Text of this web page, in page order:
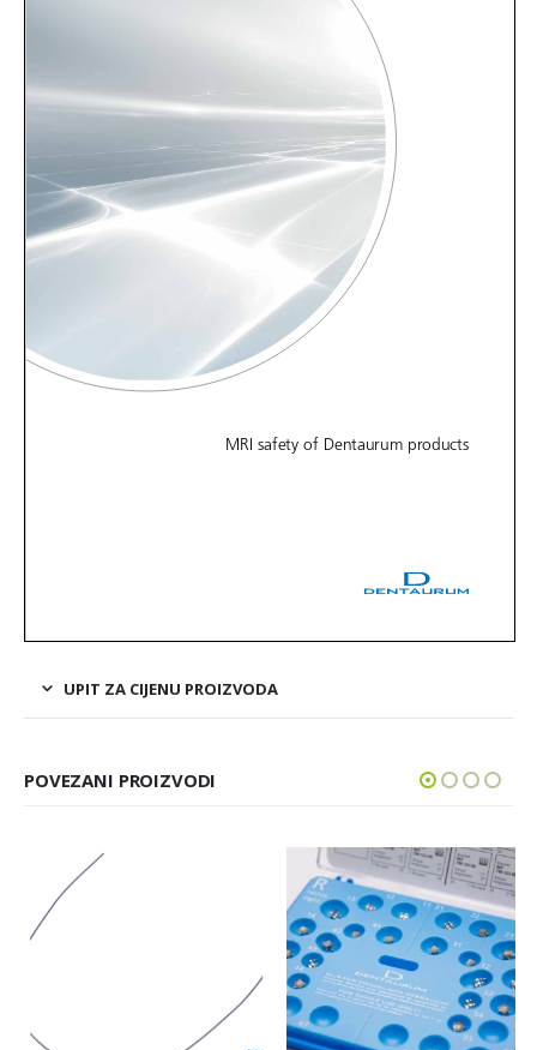
UPIT ZA CIJENU PROIZVODA
POVEZANI PROIZVODI